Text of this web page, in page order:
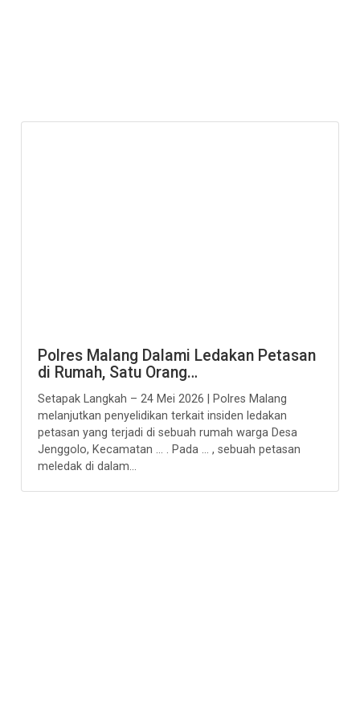
Polres Malang Dalami Ledakan Petasan
di Rumah, Satu Orang…
Setapak Langkah – 24 Mei 2026 | Polres Malang
melanjutkan penyelidikan terkait insiden ledakan
petasan yang terjadi di sebuah rumah warga Desa
Jenggolo, Kecamatan … . Pada … , sebuah petasan
meledak di dalam...